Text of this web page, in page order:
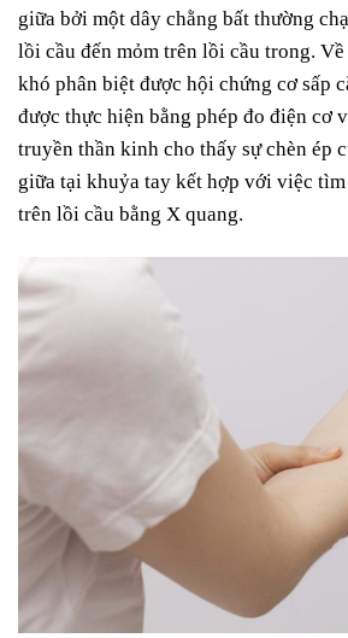
giữa bởi một dây chằng bất thường
lồi cầu đến mỏm trên lồi cầu trong. Về
khó phân biệt được hội chứng cơ sấp
được thực hiện bằng phép đo điện cơ
truyền thần kinh cho thấy sự chèn ép
giữa tại khuỷa tay kết hợp với việc
trên lồi cầu bằng X quang.